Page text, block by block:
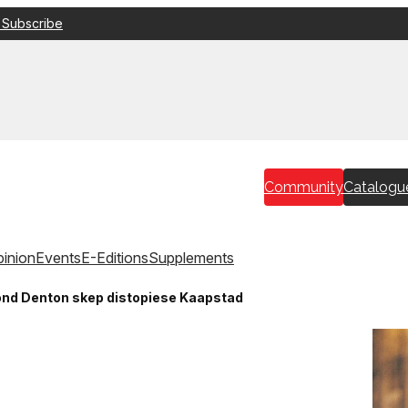
Community
EventsE-EditionsSupplements
Denton skep distopiese Kaapstad